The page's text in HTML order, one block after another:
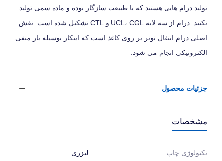
تولید درام هایی هستند که با طبیعت سازگار بوده و ماده سمی تولید
نکنند. درام از سه لایه UCL، CGL و CTL تشکیل شده است. نقش
اصلی درام انتقال تونر بر روی کاغذ است که اینکار بوسیله بار منفی
الکترونیکی انجام می شود.
جزئیات محصول
مشخصات
تکنولوژی چاپ لیزری